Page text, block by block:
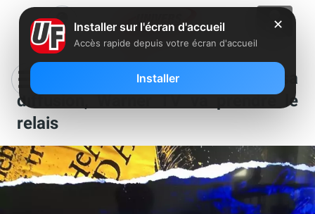
Freebox Révolution : Syfy a cessé sa
diffusion, Warner TV va prendre le
relais
✕
Installer sur l'écran d'accueil
Accès rapide depuis votre écran d'accueil
Installer